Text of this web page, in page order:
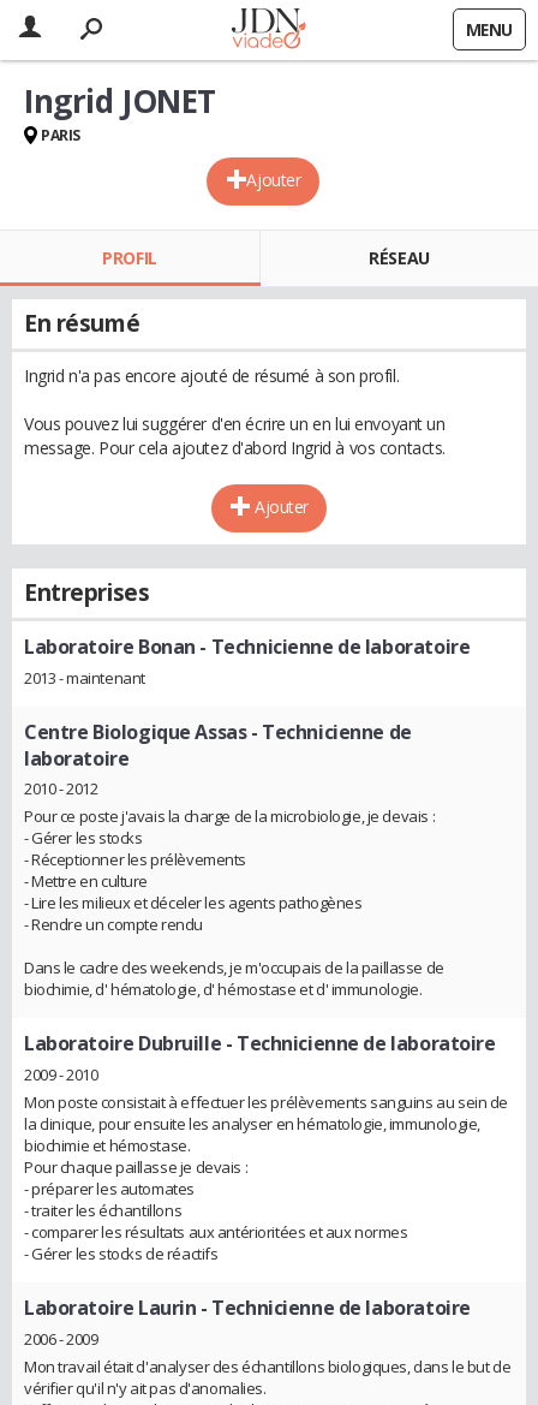
MENU
Ajouter
Ingrid JONET
PARIS
PROFIL RÉSEAU
En résumé
Ingrid n'a pas encore ajouté de résumé à son profil.
Vous pouvez lui suggérer d'en écrire un en lui envoyant un
message. Pour cela ajoutez d'abord Ingrid à vos contacts.
Ajouter
Entreprises
Laboratoire Bonan - Technicienne de laboratoire
2013 - maintenant
Centre Biologique Assas- Technicienne de
laboratoire
2010 - 2012
Pour ce poste j'avais la charge de la microbiologie, je devais :
- Gérer les stocks
- Réceptionner les prélèvements
- Mettre en culture
- Lire les milieux et déceler les agents pathogènes
- Rendre un compte rendu
Dans le cadre des weekends, je m'occupais de la paillasse de
biochimie, d' hématologie, d' hémostase et d' immunologie.
Laboratoire Dubruille - Technicienne de laboratoire
2009 - 2010
Mon poste consistait à effectuer les prélèvements sanguins au sein de
la clinique, pour ensuite les analyser en hématologie, immunologie,
biochimie et hémostase.
Pour chaque paillasse je devais :
- préparer les automates
- traiter les échantillons
- comparer les résultats aux antérioritées et aux normes
- Gérer les stocks de réactifs
Laboratoire Laurin - Technicienne de laboratoire
2006 - 2009
Mon travail était d'analyser des échantillons biologiques, dans le but de
vérifier qu'il n'y ait pas d'anomalies.